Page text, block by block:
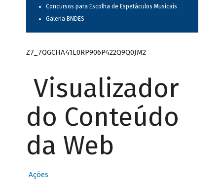
Concursos para Escolha de Espetáculos Musicais
Galeria BNDES
Z7_7QGCHA41L0RP906P422Q9Q0JM2
Visualizador
do Conteúdo
da Web
Ações